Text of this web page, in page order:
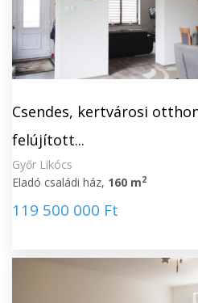
Csendes, kertvárosi
felújított...
Győr Likócs
Eladó családi ház, 160 m2
119 500 000 Ft